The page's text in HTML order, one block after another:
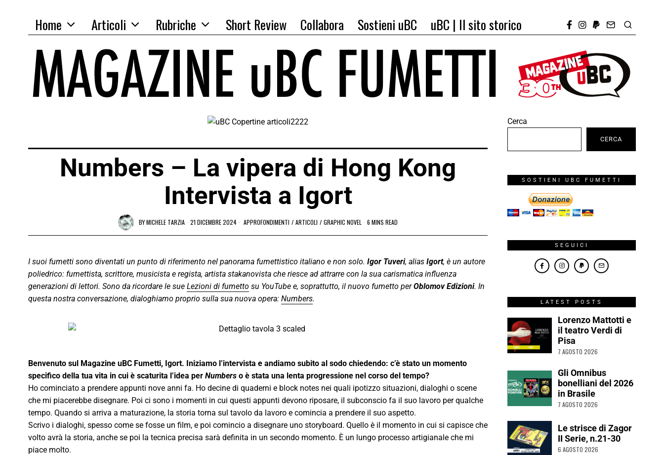
Home Articoli Rubriche Short Review Collabora Sostieni uBC uBC | Il sito storico
Numbers – La vipera di Hong Kong
Intervista a Igort
BYMICHELE TARZIA 21 DICEMBRE 2024 APPROFONDIMENTI / ARTICOLI / GRAPHIC NOVEL 6 MINS READ
I suoi fumetti sono diventati un punto di riferimento nel panorama fumettistico italiano e non solo. Igor Tuveri, alias Igort, è un autore
poliedrico: fumettista, scrittore, musicista e regista, artista stakanovista che riesce ad attrarre con la sua carismatica influenza
generazioni di lettori. Sono da ricordare le sue Lezioni di fumetto su YouTube e, soprattutto, il nuovo fumetto perOblomov Edizioni. In
questa nostra conversazione, dialoghiamo proprio sulla sua nuova opera: Numbers.
Benvenuto sul Magazine uBC Fumetti, Igort. Iniziamo l’intervista e andiamo subito al sodo chiedendo: c’è stato un momento
specifico della tua vita in cui è scaturita l’idea per Numbers o è stata una lenta progressione nel corso del tempo?
Ho cominciato a prendere appunti nove anni fa. Ho decine di quaderni e block notes nei quali ipotizzo situazioni, dialoghi o scene
che mi piacerebbe disegnare. Poi ci sono i momenti in cui questi appunti devono riposare, il subconscio fa il suo lavoro per qualche
tempo. Quando si arriva a maturazione, la storia torna sul tavolo da lavoro e comincia a prendere il suo aspetto.
Scrivo i dialoghi, spesso come se fosse un film, e poi comincio a disegnare uno storyboard. Quello è il momento in cui si capisce che
volto avrà la storia, anche se poi la tecnica precisa sarà definita in un secondo momento. È un lungo processo artigianale che mi
piace molto.
Cerca
CERCA
SOSTIENI UBC FUMETTI
SEGUICI
LATEST POSTS
Lorenzo Mattotti e
il teatro Verdi di
Pisa
7 AGOSTO 2026
Gli Omnibus
bonelliani del 2026
in Brasile
7 AGOSTO 2026
Le strisce di Zagor
II Serie, n.21-30
6 AGOSTO 2026